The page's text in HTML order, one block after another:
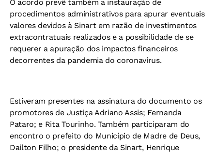
O acordo prevê também a instauração de
procedimentos administrativos para apurar eventuais
valores devidos à Sinart em razão de investimentos
extracontratuais realizados e a possibilidade de se
requerer a apuração dos impactos financeiros
decorrentes da pandemia do coronavírus.
Estiveram presentes na assinatura do documento os
promotores de Justiça Adriano Assis; Fernanda
Pataro; e Rita Tourinho. Também participaram do
encontro o prefeito do Município de Madre de Deus,
Dailton Filho; o presidente da Sinart, Henrique